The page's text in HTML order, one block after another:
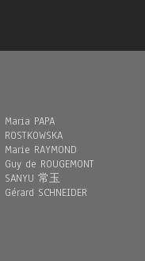
Maria PAPA
ROSTKOWSKA
Marie RAYMOND
Guy de ROUGEMONT
SANYU 常玉
Gérard SCHNEIDER